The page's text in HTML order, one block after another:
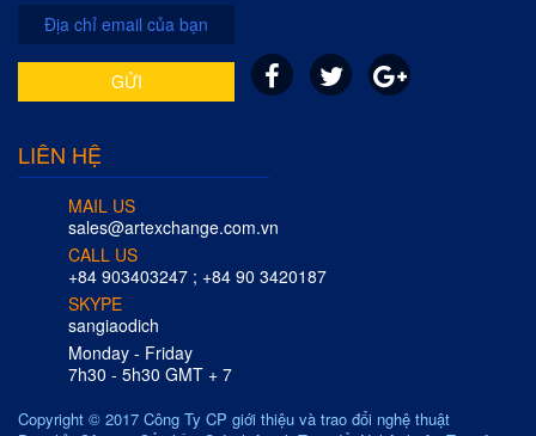
GỬI
LIÊN HỆ
MAIL US
sales@artexchange.com.vn
CALL US
+84 903403247 ; +84 90 3420187
SKYPE
sangiaodich
Monday - Friday
7h30 - 5h30 GMT + 7
Copyright © 2017 Công Ty CP giới thiệu và trao đổi nghệ thuật